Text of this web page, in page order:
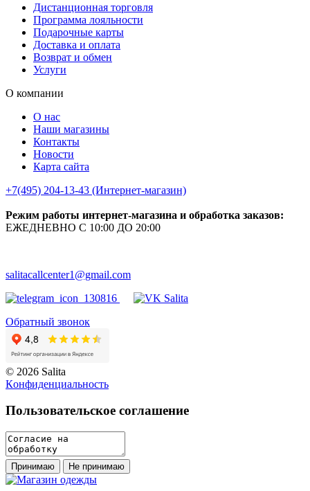
Дистанционная торговля
Программа лояльности
Подарочные карты
Доставка и оплата
Возврат и обмен
Услуги
О компании
О нас
Наши магазины
Контакты
Новости
Карта сайта
+7(495) 204-13-43 (Интернет-магазин)
Режим работы интернет-магазина и обработка заказов:
ЕЖЕДНЕВНО С 10:00 ДО 20:00
salitacallcenter1@gmail.com
Обратный звонок
© 2026 Salita
Кoнфидeнциaльнoсть
Пользовательское соглашение
Принимаю Не принимаю